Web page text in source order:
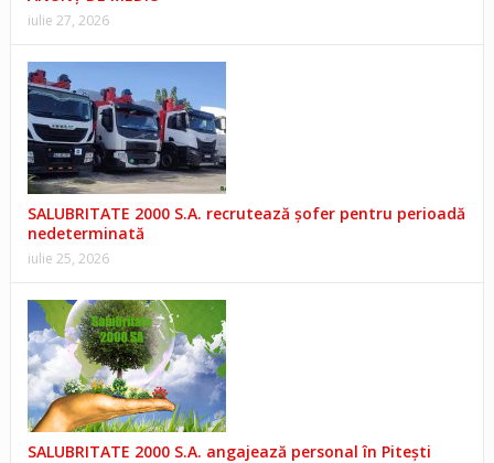
iulie 27, 2026
SALUBRITATE 2000 S.A. recrutează șofer pentru perioadă
nedeterminată
iulie 25, 2026
SALUBRITATE 2000 S.A. angajează personal în Pitești